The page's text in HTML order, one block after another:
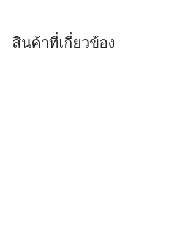
สินค้าที่เกี่ยวข้อง